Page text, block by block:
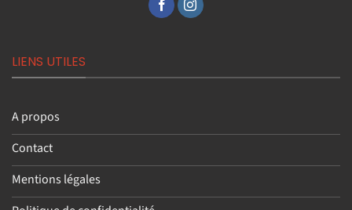
LIENS UTILES
A propos
Contact
Mentions légales